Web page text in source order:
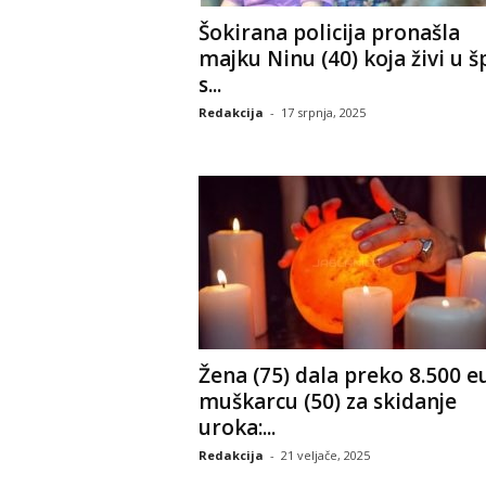
Šokirana policija pronašla
majku Ninu (40) koja živi u
s...
Redakcija - 17 srpnja, 2025
Žena (75) dala preko 8.500
muškarcu (50) za skidanje
uroka:...
Redakcija - 21 veljače, 2025